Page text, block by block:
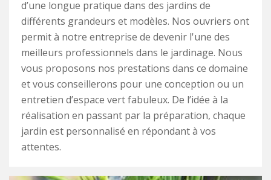
d’une longue pratique dans des jardins de
différents grandeurs et modèles. Nos ouvriers ont
permit à notre entreprise de devenir l'une des
meilleurs professionnels dans le jardinage. Nous
vous proposons nos prestations dans ce domaine
et vous conseillerons pour une conception ou un
entretien d’espace vert fabuleux. De l’idée à la
réalisation en passant par la préparation, chaque
jardin est personnalisé en répondant à vos
attentes.